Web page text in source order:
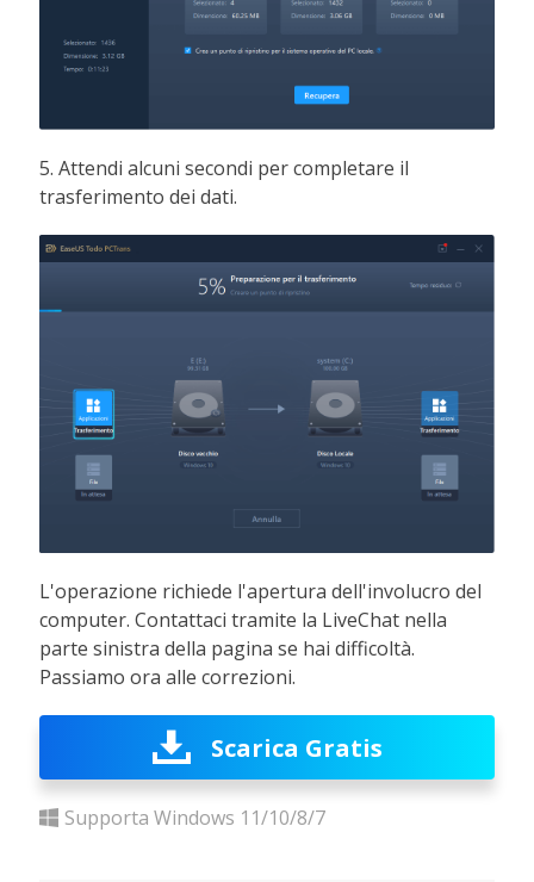
5. Attendi alcuni secondi per completare il
trasferimento dei dati.
L'operazione richiede l'apertura dell'involucro del
computer. Contattaci tramite la LiveChat nella
parte sinistra della pagina se hai difficoltà.
Passiamo ora alle correzioni.
Scarica Gratis
Supporta Windows 11/10/8/7